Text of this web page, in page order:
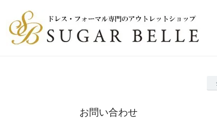
お問い合わせ